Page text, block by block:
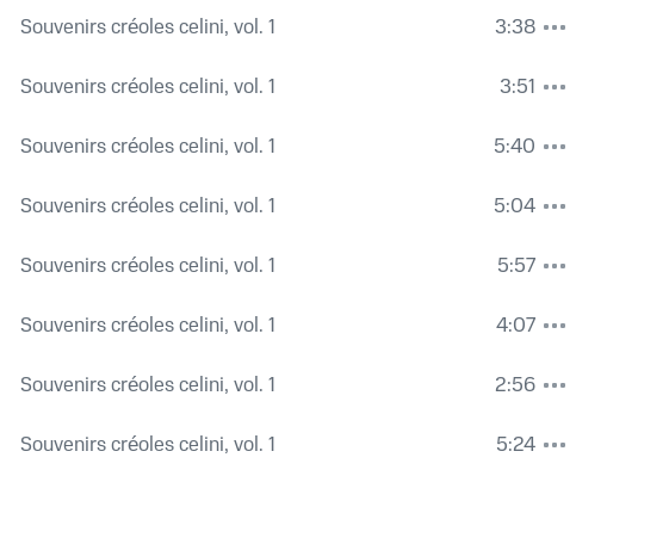
Souvenirs créoles celini, vol. 1
3:38
Souvenirs créoles celini, vol. 1
3:51
Souvenirs créoles celini, vol. 1
5:40
Souvenirs créoles celini, vol. 1
5:04
Souvenirs créoles celini, vol. 1
5:57
Souvenirs créoles celini, vol. 1
4:07
Souvenirs créoles celini, vol. 1
2:56
Souvenirs créoles celini, vol. 1 5:24